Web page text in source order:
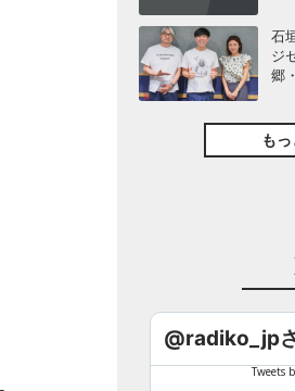
石
ジ
郷
も
@radiko_jp
Tweets